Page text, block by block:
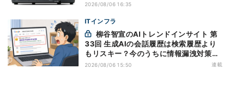
2026/08/06 16:35
ITインフラ
33回 生成AIの会話履歴は検索履歴より
もリスキー？今のうちに情報漏洩対策を
万全にしておこう
2026/08/06 15:50 連載